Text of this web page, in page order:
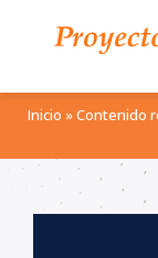
Inicio »Contenido